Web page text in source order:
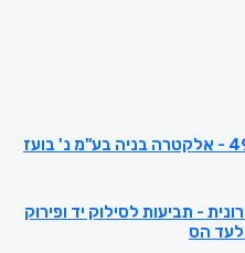
ע"ר (תל-אביב-יפו) 49677-07-23 - אלקטרה בניה בע"מ נ' בועז
- תביעות לסילוק יד ופירוק
הס